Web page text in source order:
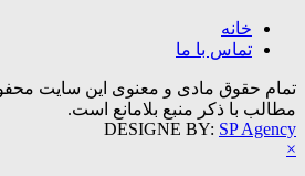
خانه
تماس با ما
تمام حقوق مادی و معنوی این سایت
مطالب با ذکر منبع بلامانع است.
DESIGNE BY: SP Agency
×